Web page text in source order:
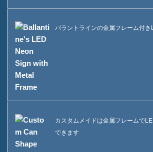
バラントラインの金属フレーム付き
カスタムメイドは金属フレームで
できます